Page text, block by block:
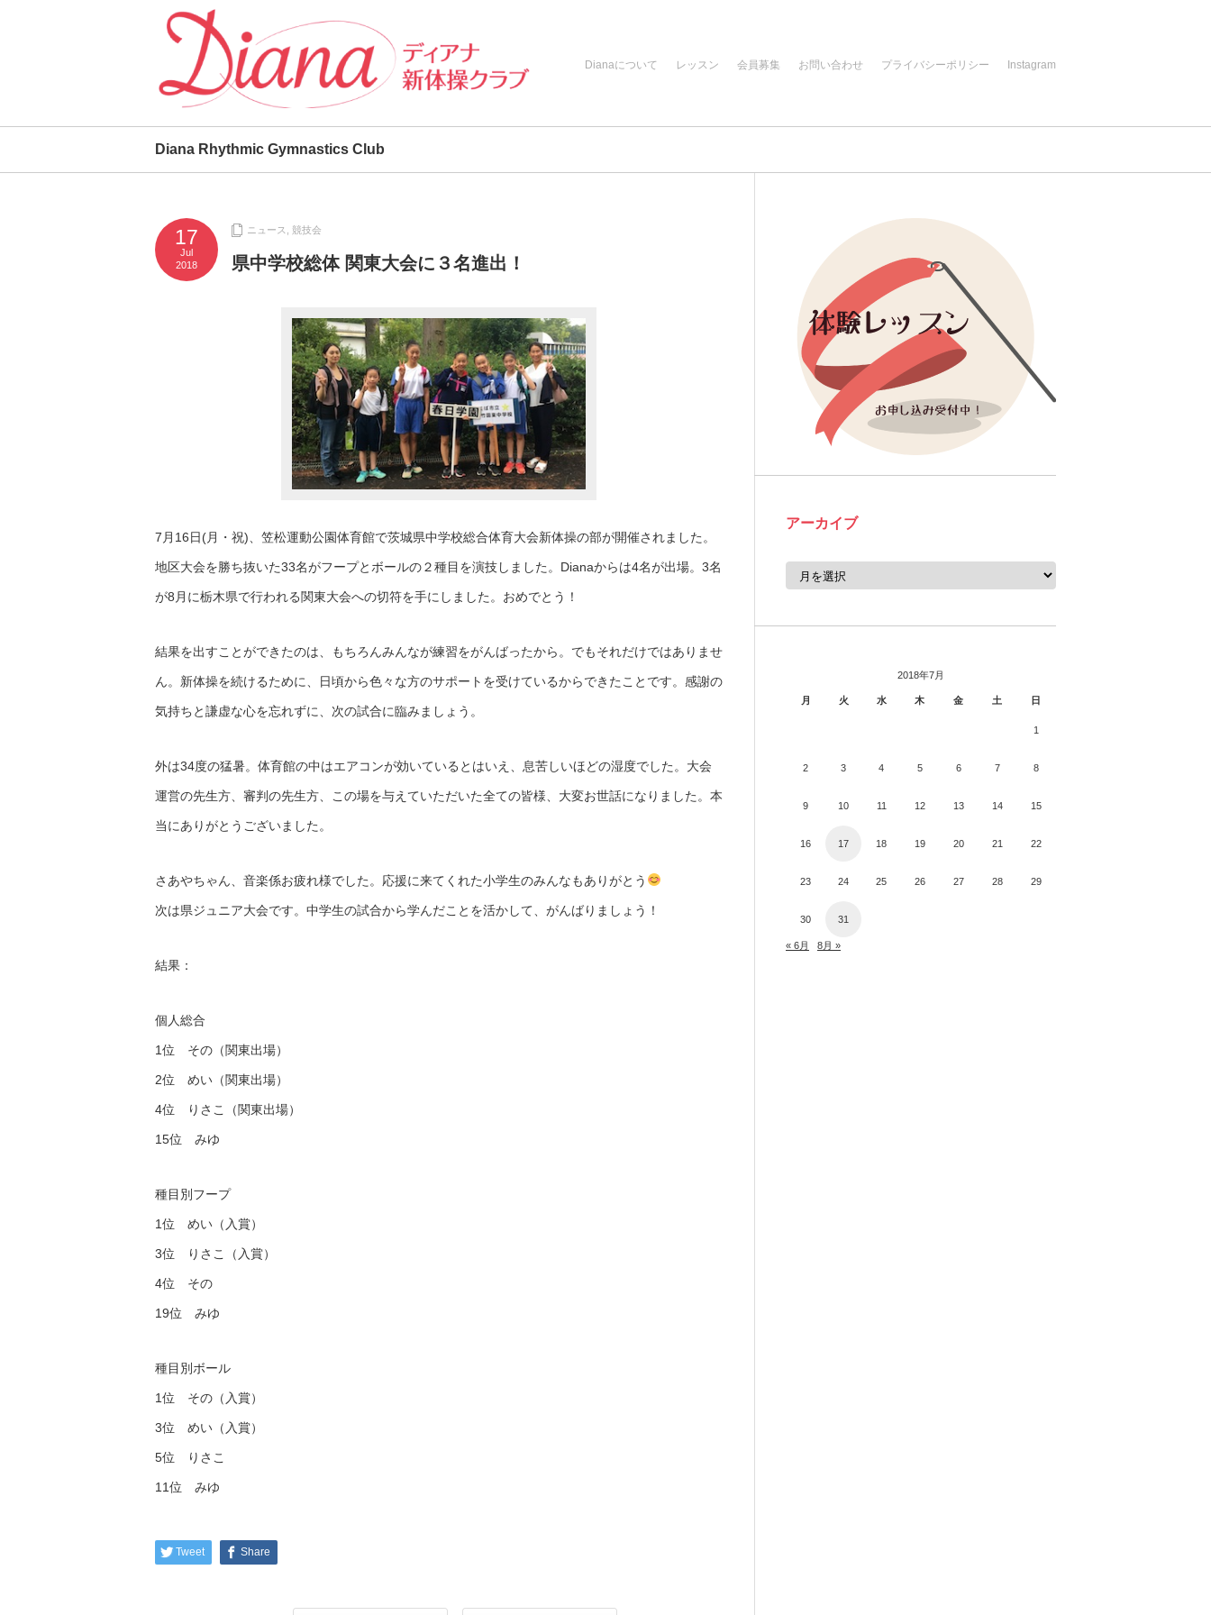
Dianaについて レッスン 会員募集 お問い合わせ プライバシーポリシー Instagram
Diana Rhythmic Gymnastics Club
17
Jul
2018
ニュース 競技会
県中学校総体 関東大会に３名進出！
7月16日(月・祝)、笠松運動公園体育館で茨城県中学校総合体育大会新体操の部が開催されました。
地区大会を勝ち抜いた33名がフープとボールの２種目を演技しました。Dianaからは4名が出場。3名
が8月に栃木県で行われる関東大会への切符を手にしました。おめでとう！
結果を出すことができたのは、もちろんみんなが練習をがんばったから。でもそれだけではありませ
ん。新体操を続けるために、日頃から色々な方のサポートを受けているからできたことです。感謝の
気持ちと謙虚な心を忘れずに、次の試合に臨みましょう。
外は34度の猛暑。体育館の中はエアコンが効いているとはいえ、息苦しいほどの湿度でした。大会
運営の先生方、審判の先生方、この場を与えていただいた全ての皆様、大変お世話になりました。本
当にありがとうございました。
さあやちゃん、音楽係お疲れ様でした。応援に来てくれた小学生のみんなもありがとう
次は県ジュニア大会です。中学生の試合から学んだことを活かして、がんばりましょう！
結果：
個人総合
1位 その（関東出場）
2位 めい（関東出場）
4位 りさこ（関東出場）
15位 みゆ
種目別フープ
1位 めい（入賞）
3位 りさこ（入賞）
4位 その
19位 みゆ
種目別ボール
1位 その（入賞）
3位 めい（入賞）
5位 りさこ
11位 みゆ
Tweet Share
アーカイブ
ア
2018年7月
月 火 水 木 金 土 日
1
2 3 4 5 6 7 8
9 10 11 12 13 14 15
16 17 18 19 20 21 22
23 24 25 26 27 28 29
30 31
« 6月 8月 »